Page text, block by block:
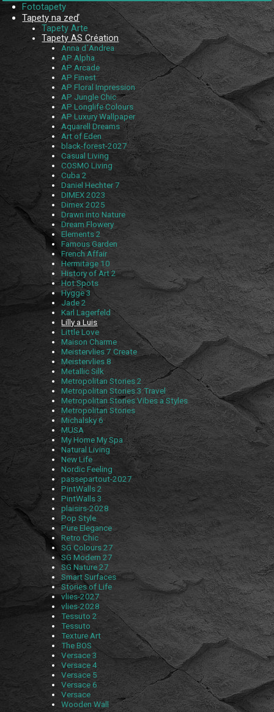
Fototapety
Tapety na zeď
Tapety Arte
Tapety AS Création
Anna d´Andrea
AP Alpha
AP Arcade
AP Finest
AP Floral Impression
AP Jungle Chic
AP Longlife Colours
AP Luxury Wallpaper
Aquarell Dreams
Art of Eden
black-forest-2027
Casual Living
COSMO Living
Cuba 2
Daniel Hechter 7
DIMEX 2023
Dimex 2025
Drawn into Nature
Dream Flowery
Elements 2
Famous Garden
French Affair
Hermitage 10
History of Art 2
Hot Spots
Hygge 3
Jade 2
Karl Lagerfeld
Lilly a Luis
Little Love
Maison Charme
Meistervlies 7 Create
Meistervlies 8
Metallic Silk
Metropolitan Stories 2
Metropolitan Stories 3 Travel
Metropolitan Stories Vibes a Styles
Metropolitan Stories
Michalsky 6
MUSA
My Home My Spa
Natural Living
New Life
Nordic Feeling
passepartout-2027
PintWalls 2
PintWalls 3
plaisirs-2028
Pop Style
Pure Elegance
Retro Chic
SG Colours 27
SG Modern 27
SG Nature 27
Smart Surfaces
Stories of Life
vlies-2027
vlies-2028
Tessuto 2
Tessuto
Texture Art
The BOS
Versace 3
Versace 4
Versace 5
Versace 6
Versace
Wooden Wall